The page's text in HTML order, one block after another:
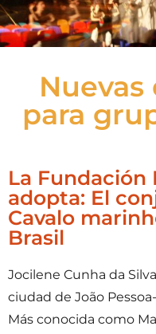
para
La Fundación
adopta: El
Cavalo
Brasil
Jocilene Cunha da
ciudad de João
Más conocida como